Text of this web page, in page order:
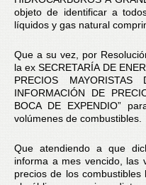
objeto de identificar a
líquidos y gas natural
Que a su vez, por
la ex SECRETARÍA DE
PRECIOS
INFORMACIÓN DE
BOCA DE EXPENDIO”
volúmenes de combustibles.
Que atendiendo a que
informa a mes vencido, las
precios de los